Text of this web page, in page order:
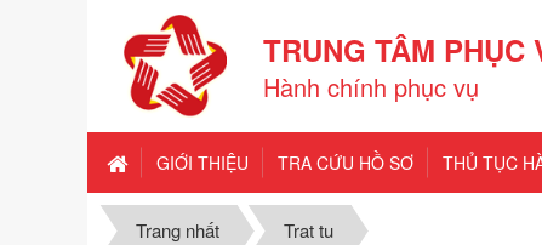
TRUNG TÂM PHỤC
Hành chính phục vụ
GIỚI THIỆU TRA CỨU HỒ SƠ THỦ TỤC
Trang nhất Trat tu